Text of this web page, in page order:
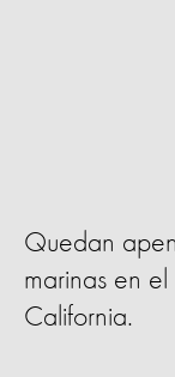
Quedan
marinas en
California.